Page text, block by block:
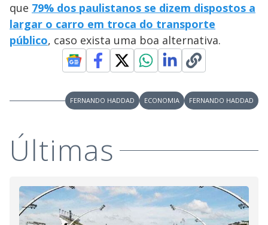
que 79% dos paulistanos se dizem dispostos a
largar o carro em troca do transporte
público, caso exista uma boa alternativa.
FERNANDO HADDAD ECONOMIA FERNANDO HADDAD
Últimas